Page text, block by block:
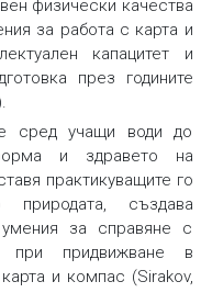
физически качества
за работа с карта и
капацитет и
през годините
сред учащи води до
и здравето на
практикуващите го
създава
за справяне с
при придвижване в
и компас (Sirakov,